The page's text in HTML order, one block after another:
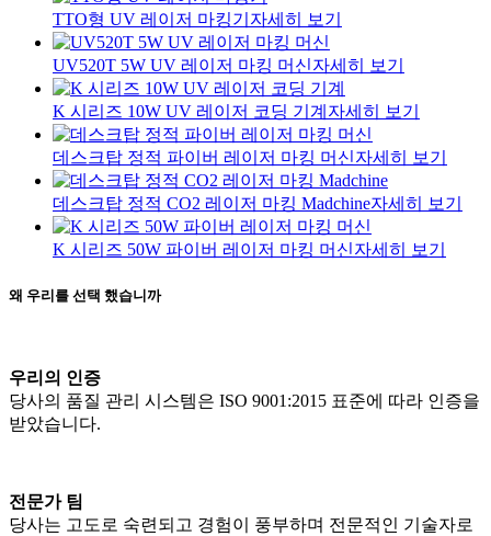
TTO형 UV 레이저 마킹기 자세히 보기
UV520T 5W UV 레이저 마킹 머신자세히 보기
K 시리즈 10W UV 레이저 코딩 기계 자세히 보기
데스크탑 정적 파이버 레이저 마킹 머신자세히 보기
데스크탑 정적 CO2 레이저 마킹 Madchine자세히 보기
K 시리즈 50W 파이버 레이저 마킹 머신자세히 보기
왜 우리를 선택 했습니까
우리의 인증
당사의 품질 관리 시스템은 ISO 9001:2015 표준에 따라 인증을
받았습니다.
전문가 팀
당사는 고도로 숙련되고 경험이 풍부하며 전문적인 기술자로